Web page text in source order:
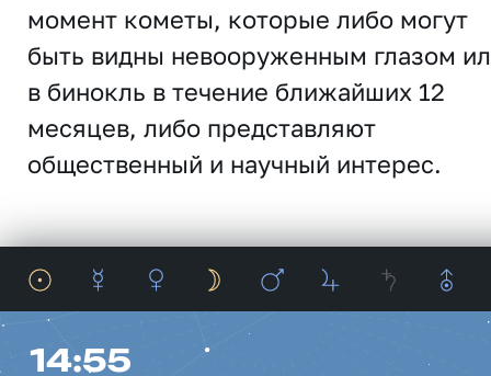
момент кометы, которые либо могут
быть видны невооруженным глазом
в бинокль в течение ближайших 12
месяцев, либо представляют
общественный и научный интерес.